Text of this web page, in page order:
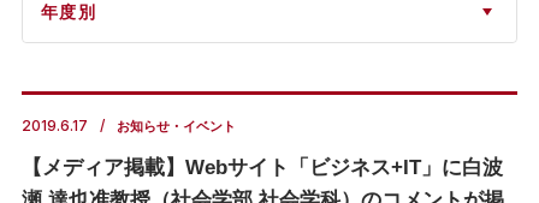
2019.6.17 お知らせ・イベント
【メディア掲載】Webサイト「ビジネス+IT」に白波
年度別